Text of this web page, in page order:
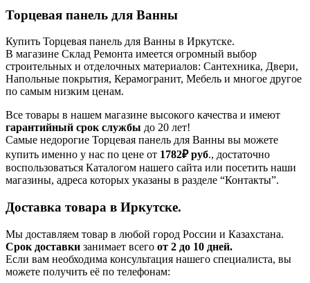
Торцевая панель для Ванны
Купить Торцевая панель для Ванны в Иркутске.
В магазине Склад Ремонта имеется огромный выбор
строительных и отделочных материалов: Сантехника, Двери,
Напольные покрытия, Керамогранит, Мебель и многое другое
по самым низким ценам.
Все товары в нашем магазине высокого качества и имеют
гарантийный срок службы до 20 лет!
Самые недорогие Торцевая панель для Ванны вы можете
купить именно у нас по цене от 1782₽ руб., достаточно
воспользоваться Каталогом нашего сайта или посетить наши
магазины, адреса которых указаны в разделе “Контакты”.
Доставка товара в Иркутске.
Мы доставляем товар в любой город России и Казахстана.
Срок доставки занимает всего от 2 до 10 дней.
Если вам необходима консультация нашего специалиста, вы
можете получить её по телефонам: